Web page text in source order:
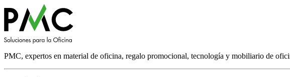
PMC, expertos en material de oficina, regalo promocional, tecnología y mobiliario de